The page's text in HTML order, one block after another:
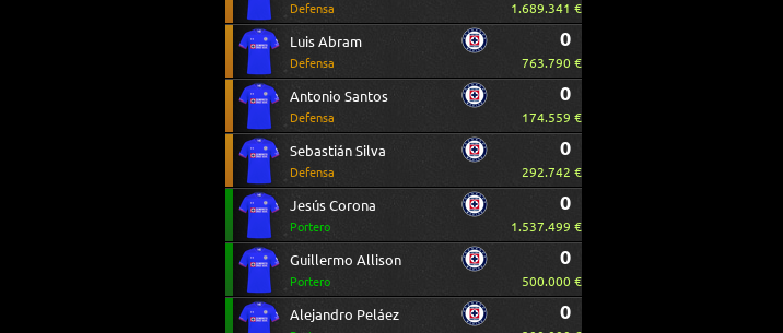
Defensa 1.689.341 €
Luis Abram
Defensa
0
763.790 €
Antonio Santos
Defensa
0
174.559 €
Sebastián Silva
Defensa
0
292.742 €
Jesús Corona
Portero
0
1.537.499 €
Guillermo Allison
Portero
0
500.000 €
Alejandro Peláez 0